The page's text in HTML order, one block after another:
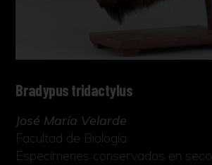
Bradypus tridactylus
José María Velarde
Facultad de Biología
Especímenes conservados en seco